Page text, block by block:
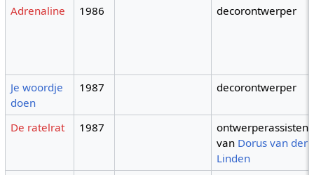
Adrenaline 1986 decorontwerper
Je woordje
doen
1987 decorontwerper
De ratelrat 1987
ontwerperassistent
van Dorus van der
Linden